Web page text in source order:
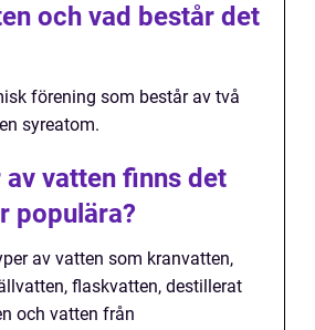
och vad består det
förening som består av två
syreatom.
vatten finns det
populära?
av vatten som kranvatten,
flaskvatten, destillerat
och vatten från